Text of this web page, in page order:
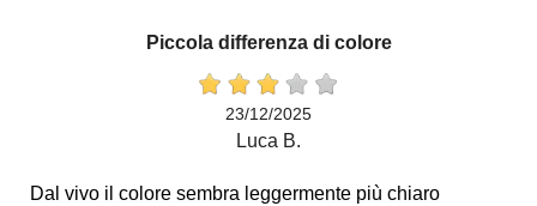
Piccola differenza di colore
23/12/2025
Luca B.
Dal vivo il colore sembra leggermente più chiaro